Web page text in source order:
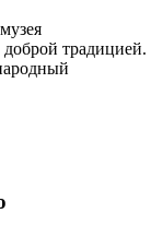
традицией.